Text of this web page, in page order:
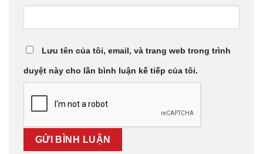
Lưu tên của tôi, email, và trang web trong trình
duyệt này cho lần bình luận kế tiếp của tôi.